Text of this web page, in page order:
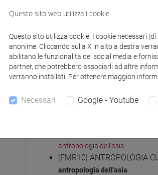
OZKAN GURSES Meral
Materiali didattici
Materiali su Moodle
antropologia dell'asia
[FMR10] ANTROPOLOGIA
antropologia dell'asia
Questo sito web utilizza i cookie
Questo sito utilizza cookie. I cookie necessari
anonime. Cliccando sulla X in alto a destra
abilitano le funzionalità dei social media e
partner, che potrebbero associarli ad altre
verranno installati. Per ottenere maggiori
Necessari Google - Youtube